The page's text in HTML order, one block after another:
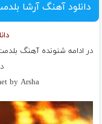
دانلود آهنگ آرشا
در ادامه شنونده آهنگ
by Arsha